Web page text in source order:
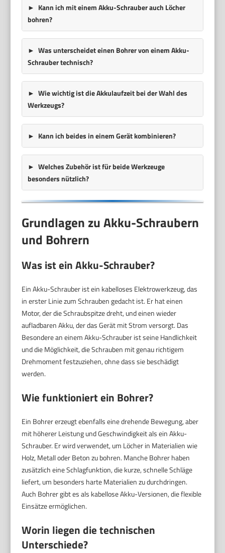
Kann ich mit einem Akku-Schrauber auch Löcher
bohren?
Was unterscheidet einen Bohrer von einem Akku-
Schrauber technisch?
Wie wichtig ist die Akkulaufzeit bei der Wahl des
Werkzeugs?
Kann ich beides in einem Gerät kombinieren?
Welches Zubehör ist für beide Werkzeuge
besonders nützlich?
Grundlagen zu Akku-Schraubern
und Bohrern
Was ist ein Akku-Schrauber?
Ein Akku-Schrauber ist ein kabelloses Elektrowerkzeug, das
in erster Linie zum Schrauben gedacht ist. Er hat einen
Motor, der die Schraubspitze dreht, und einen wieder
aufladbaren Akku, der das Gerät mit Strom versorgt. Das
Besondere an einem Akku-Schrauber ist seine Handlichkeit
und die Möglichkeit, die Schrauben mit genau richtigem
Drehmoment festzuziehen, ohne dass sie beschädigt
werden.
Wie funktioniert ein Bohrer?
Ein Bohrer erzeugt ebenfalls eine drehende Bewegung, aber
mit höherer Leistung und Geschwindigkeit als ein Akku-
Schrauber. Er wird verwendet, um Löcher in Materialien wie
Holz, Metall oder Beton zu bohren. Manche Bohrer haben
zusätzlich eine Schlagfunktion, die kurze, schnelle Schläge
liefert, um besonders harte Materialien zu durchdringen.
Auch Bohrer gibt es als kabellose Akku-Versionen, die flexible
Einsätze ermöglichen.
Worin liegen die technischen
Unterschiede?